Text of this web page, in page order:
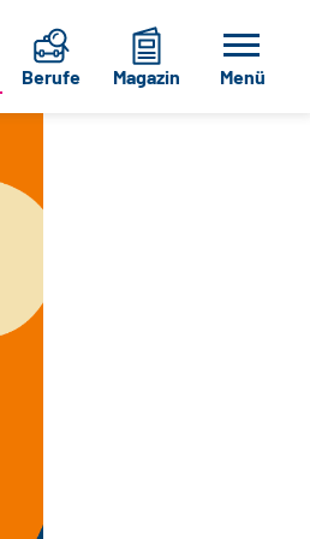
Berufe Magazin Menü